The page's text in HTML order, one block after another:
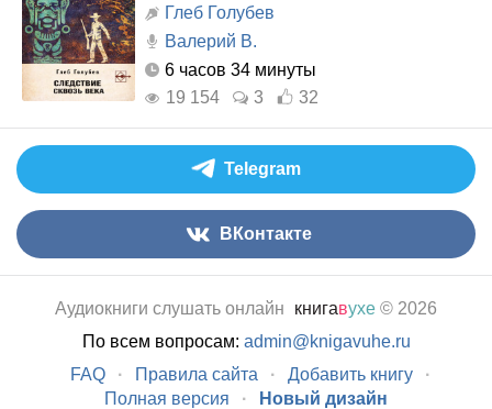
Глеб Голубев
Валерий В.
6 часов 34 минуты
19 154
3 32
Telegram
ВКонтакте
Аудиокниги слушать онлайн книгавухе © 2026
По всем вопросам: admin@knigavuhe.ru
FAQ
· Правила сайта · Добавить книгу
·
Полная версия
· Новый дизайн